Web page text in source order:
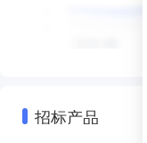
招标产品